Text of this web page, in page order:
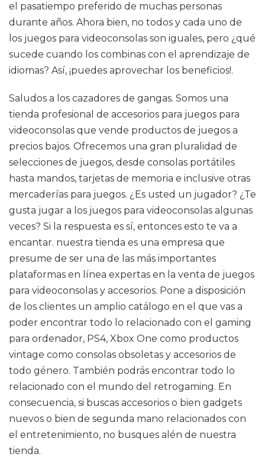
el pasatiempo preferido de muchas personas
durante años. Ahora bien, no todos y cada uno de
los juegos para videoconsolas son iguales, pero ¿qué
sucede cuando los combinas con el aprendizaje de
idiomas? Así, ¡puedes aprovechar los beneficios!.
Saludos a los cazadores de gangas. Somos una
tienda profesional de accesorios para juegos para
videoconsolas que vende productos de juegos a
precios bajos. Ofrecemos una gran pluralidad de
selecciones de juegos, desde consolas portátiles
hasta mandos, tarjetas de memoria e inclusive otras
mercaderías para juegos. ¿Es usted un jugador? ¿Te
gusta jugar a los juegos para videoconsolas algunas
veces? Si la respuesta es sí, entonces esto te va a
encantar. nuestra tienda es una empresa que
presume de ser una de las más importantes
plataformas en línea expertas en la venta de juegos
para videoconsolas y accesorios. Pone a disposición
de los clientes un amplio catálogo en el que vas a
poder encontrar todo lo relacionado con el gaming
para ordenador, PS4, Xbox One como productos
vintage como consolas obsoletas y accesorios de
todo género. También podrás encontrar todo lo
relacionado con el mundo del retrogaming. En
consecuencia, si buscas accesorios o bien gadgets
nuevos o bien de segunda mano relacionados con
el entretenimiento, no busques alén de nuestra
tienda.